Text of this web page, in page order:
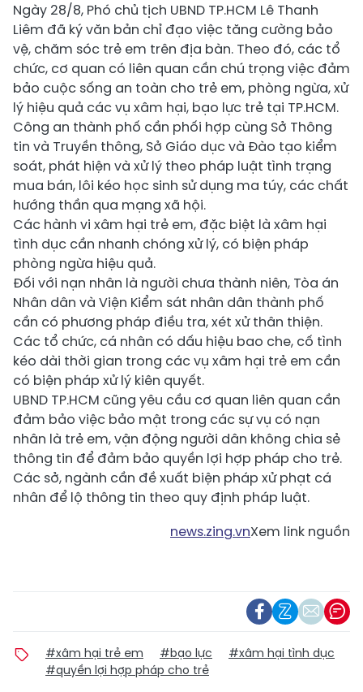
Ngày 28/8, Phó chủ tịch UBND TP.HCM Lê Thanh
Liêm đã ký văn bản chỉ đạo việc tăng cường bảo
vệ, chăm sóc trẻ em trên địa bàn. Theo đó, các tổ
chức, cơ quan có liên quan cần chú trọng việc đảm
bảo cuộc sống an toàn cho trẻ em, phòng ngừa, xử
lý hiệu quả các vụ xâm hại, bạo lực trẻ tại TP.HCM.
Công an thành phố cần phối hợp cùng Sở Thông
tin và Truyền thông, Sở Giáo dục và Đào tạo kiểm
soát, phát hiện và xử lý theo pháp luật tình trạng
mua bán, lôi kéo học sinh sử dụng ma túy, các chất
hướng thần qua mạng xã hội.
Các hành vi xâm hại trẻ em, đặc biệt là xâm hại
tình dục cần nhanh chóng xử lý, có biện pháp
phòng ngừa hiệu quả.
Đối với nạn nhân là người chưa thành niên, Tòa án
Nhân dân và Viện Kiểm sát nhân dân thành phố
cần có phương pháp điều tra, xét xử thân thiện.
Các tổ chức, cá nhân có dấu hiệu bao che, cố tình
kéo dài thời gian trong các vụ xâm hại trẻ em cần
có biện pháp xử lý kiên quyết.
UBND TP.HCM cũng yêu cầu cơ quan liên quan cần
đảm bảo việc bảo mật trong các sự vụ có nạn
nhân là trẻ em, vận động người dân không chia sẻ
thông tin để đảm bảo quyền lợi hợp pháp cho trẻ.
Các sở, ngành cần đề xuất biện pháp xử phạt cá
nhân để lộ thông tin theo quy định pháp luật.
news.zing.vnXem link nguồn
#xâm hại trẻ em #bạo lực
#xâm hại tình dục
#quyền lợi hợp pháp cho trẻ